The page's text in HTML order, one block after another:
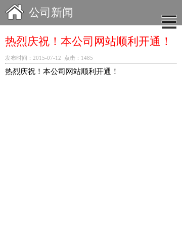
公司新闻
热烈庆祝！本公司网站顺利开通！
发布时间：2015-07-12 点击：1485
热烈庆祝！本公司网站顺利开通！